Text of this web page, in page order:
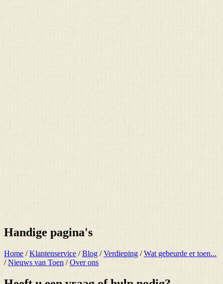
Handige pagina's
Home /Klantenservice /Blog /Verdieping /Wat gebeurde er toen...
/Nieuws van Toen /Over ons